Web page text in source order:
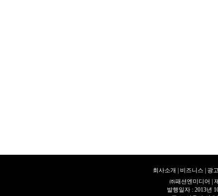
회사소개 | 비즈니스 | 광
㈜패션엔미디어 |
발행일자 : 2013년